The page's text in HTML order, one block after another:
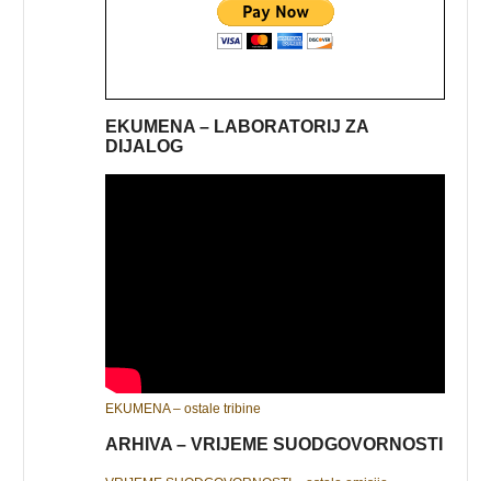
EKUMENA – LABORATORIJ ZA
DIJALOG
EKUMENA – ostale tribine
ARHIVA – VRIJEME SUODGOVORNOSTI